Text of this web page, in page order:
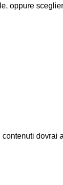
oppure
dovrai